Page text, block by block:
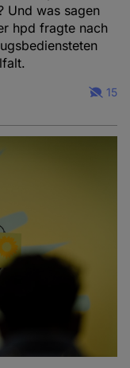
Und was sagen
hpd fragte nach
15